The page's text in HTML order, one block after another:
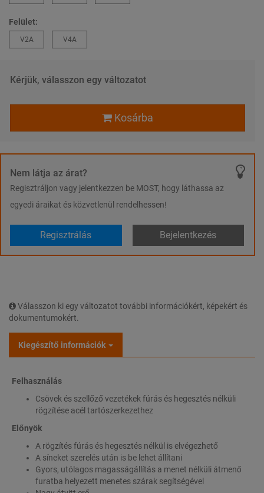
Felület:
V2A V4A
Kérjük, válasszon egy változatot
Kosárba
Nem látja az árat?
Regisztráljon vagy jelentkezzen be MOST, hogy láthassa az
egyedi áraikat és közvetlenül rendelhessen!
Regisztrálás Bejelentkezés
Válasszon ki egy változatot további információkért, képekért és
dokumentumokért.
Kiegészítő információk
Felhasználás
Csövek és szellőző vezetékek fúrás és hegesztés nélküli
rögzítése acél tartószerkezethez
Előnyök
A rögzítés fúrás és hegesztés nélkül is elvégezhető
A síneket szerelés után is be lehet állítani
Gyors, utólagos magasságállítás a menet nélküli átmenő
furatba helyezett menetes szárak segítségével